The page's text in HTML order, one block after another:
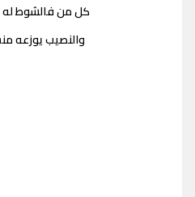
كل من فالشوط
والنصيب يوزعه